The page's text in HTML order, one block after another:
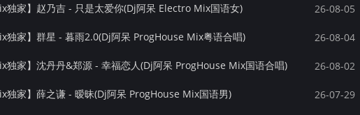
独家】赵乃吉 - 只是太爱你(Dj阿呆 Electro Mix国语女) 26-08-05
独家】群星 - 暮雨2.0(Dj阿呆 ProgHouse Mix粤语合唱) 26-08-04
独家】沈丹丹&郑源 - 幸福恋人(Dj阿呆 ProgHouse Mix国语合唱) 26-08-02
独家】薛之谦 - 暧昧(Dj阿呆 ProgHouse Mix国语男) 26-07-29